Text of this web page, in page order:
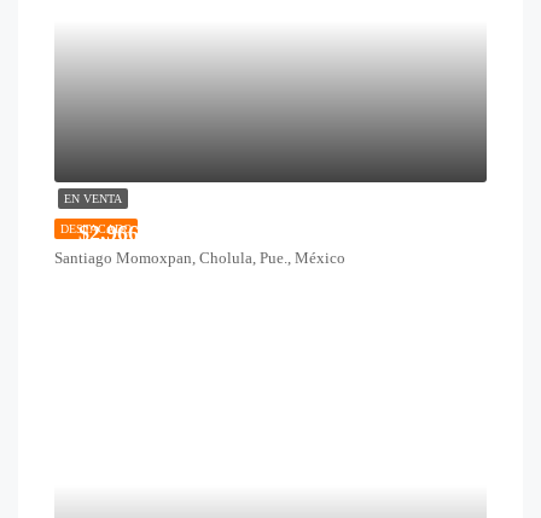
EN VENTA
DESTACADO
$2,966,500
Santiago Momoxpan, Cholula, Pue., México